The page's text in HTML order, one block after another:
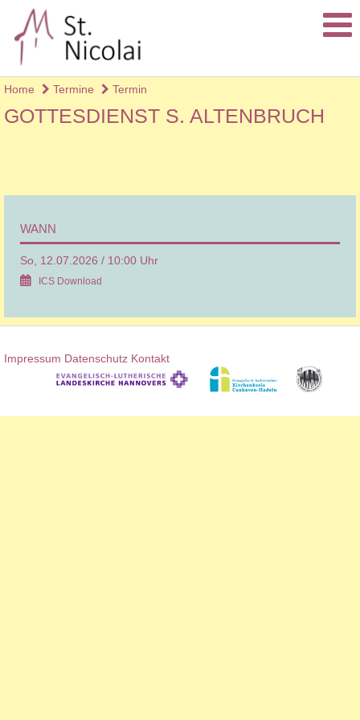
Home Termine Termin
GOTTESDIENST S. ALTENBRUCH
WANN
So, 12.07.2026 / 10:00 Uhr
ICS Download
Impressum Datenschutz Kontakt